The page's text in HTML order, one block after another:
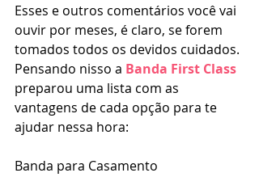
Esses e outros comentários você vai
ouvir por meses, é claro, se forem
tomados todos os devidos cuidados.
Pensando nisso a Banda First Class
preparou uma lista com as
vantagens de cada opção para te
ajudar nessa hora:
Banda para Casamento